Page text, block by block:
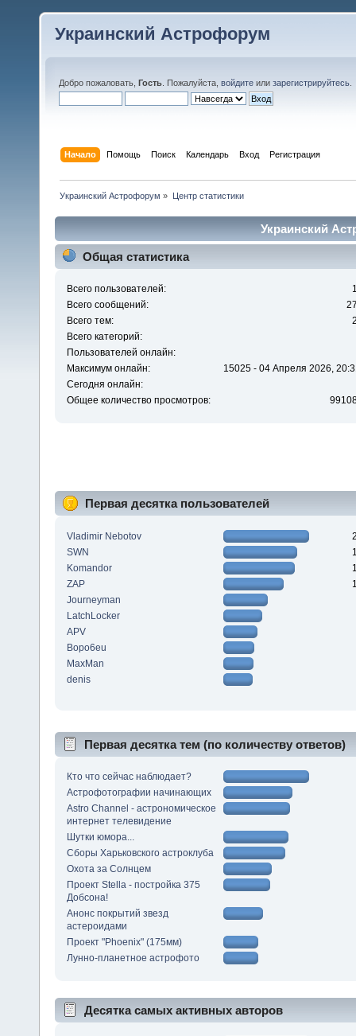
Украинский Астрофорум
Добро пожаловать, Гость . Пожалуйста, войдите или зарегистрируйтесь
Начало Помощь Поиск Календарь Вход Регистрация
Украинский Астрофорум » Центр статистики
Украинский
Общая статистика
Всего пользователей:
Всего сообщений:
Всего тем:
Всего категорий:
Пользователей онлайн:
Максимум онлайн:
15025 - 04 Апреля 2026,
Сегодня онлайн:
Общее количество просмотров:
Первая десятка пользователей
Vladimir Nebotov
SWN
Komandor
ZAP
Journeyman
LatchLocker
APV
Bopo6eu
MaxMan
denis
Первая десятка тем (по количеству ответов)
Кто что сейчас наблюдает?
Астрофотографии начинающих
Astro Channel - астрономическое
интернет телевидение
Шутки юмора...
Сборы Харьковского астроклуба
Охота за Солнцем
Проект Stella - постройка 375
Добсона!
Анонс покрытий звезд
астероидами
Проект "Phoenix" (175мм)
Лунно-планетное астрофото
Десятка самых активных авторов